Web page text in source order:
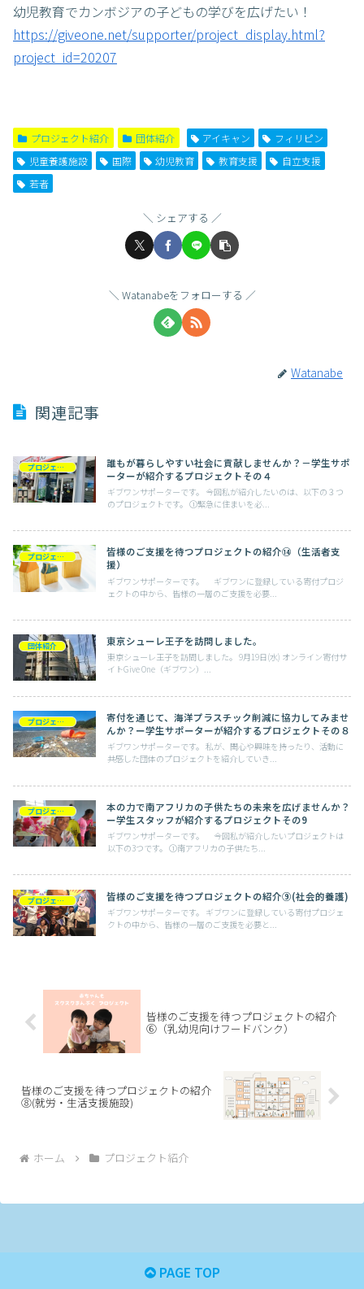
幼児教育でカンボジアの子どもの学びを広げたい！
https://giveone.net/supporter/project_display.html?
project_id=20207
プロジェクト紹介 団体紹介 アイキャン
フィリピン
児童養護施設
国際 幼児教育 教育支援
自立支援
若者
シェアする
Watanabeをフォローする
Watanabe
関連記事
プロジェクト紹介
誰もが暮らしやすい社会に貢献しませんか？－学生サポ
ーターが紹介するプロジェクトその４
ギブワンサポーターです。 今回私が紹介したいのは、以下の３つ
のプロジェクトです。 ①緊急に住まいを必...
プロジェクト紹介
皆様のご支援を待つプロジェクトの紹介⑭（生活者支
援）
ギブワンサポーターです。 ギブワンに登録している寄付プロジ
ェクトの中から、皆様の一層のご支援を必要...
団体紹介 東京シューレ王子を訪問しました。
東京シューレ王子を訪問しました。 9月19日(水) オンライン寄付サ
イトGive One（ギブワン）...
プロジェクト紹介
寄付を通じて、海洋プラスチック削減に協力してみませ
んか？ー学生サポーターが紹介するプロジェクトその８
ギブワンサポーターです。 私が、関心や興味を持ったり、活動に
共感した団体のプロジェクトを紹介していき...
プロジェクト紹介
本の力で南アフリカの子供たちの未来を広げませんか？
ー学生スタッフが紹介するプロジェクトその9
ギブワンサポーターです。 今回私が紹介したいプロジェクトは
以下の3つです。 ①南アフリカの子供たち...
プロジェクト紹介 皆様のご支援を待つプロジェクトの紹介⑨(社会的養護)
ギブワンサポーターです。 ギブワンに登録している寄付プロジェ
クトの中から、皆様の一層のご支援を必要と...
皆様のご支援を待つプロジェクトの紹介
⑥（乳幼児向けフードバンク）
皆様のご支援を待つプロジェクトの紹介
⑧(就労・生活支援施設)
ホーム プロジェクト紹介
PAGE TOP